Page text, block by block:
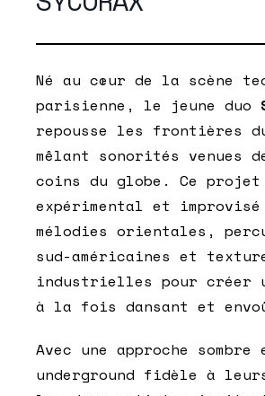
Né au cœur de la scène
parisienne, le jeune duo
repousse les frontières
mêlant sonorités venues
coins du globe. Ce projet
expérimental et
mélodies orientales,
sud-américaines et
industrielles pour créer
à la fois dansant et
Avec une approche sombre
underground fidèle à